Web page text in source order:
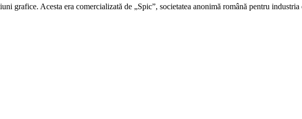
grafice. Acesta era comercializată de „Spic”, societatea anonimă română pentru